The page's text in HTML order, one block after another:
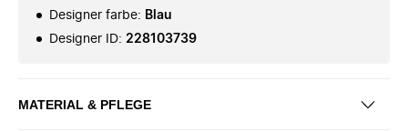
Designer farbe: Blau
Designer ID: 228103739
MATERIAL & PFLEGE